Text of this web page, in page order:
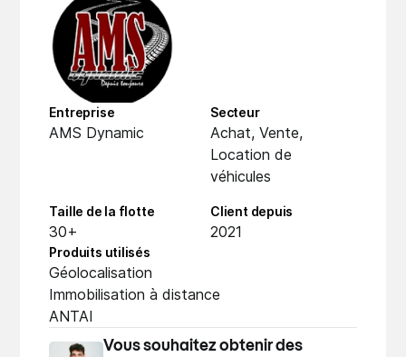
Entreprise
AMS Dynamic
Secteur
Achat, Vente,
Location de
véhicules
Taille de la flotte
30+
Client depuis
2021
Produits utilisés
Géolocalisation
Immobilisation à distance
ANTAI
Vous souhaitez obtenir des